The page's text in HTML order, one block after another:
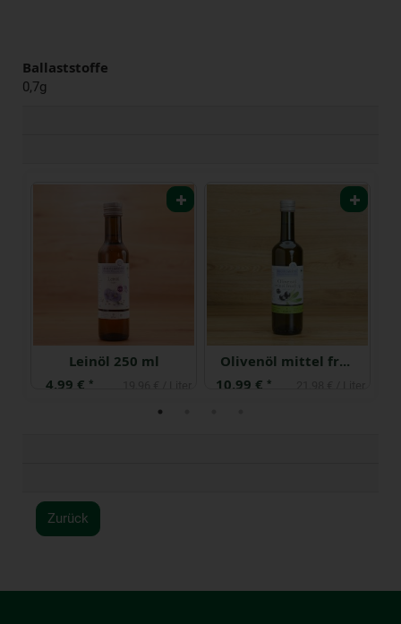
Ballaststoffe
0,7g
Leinöl 250 ml
4,99 € *
Olivenöl mittel fruchtig nativ extra 0.5 l
10,99 € *
Zurück